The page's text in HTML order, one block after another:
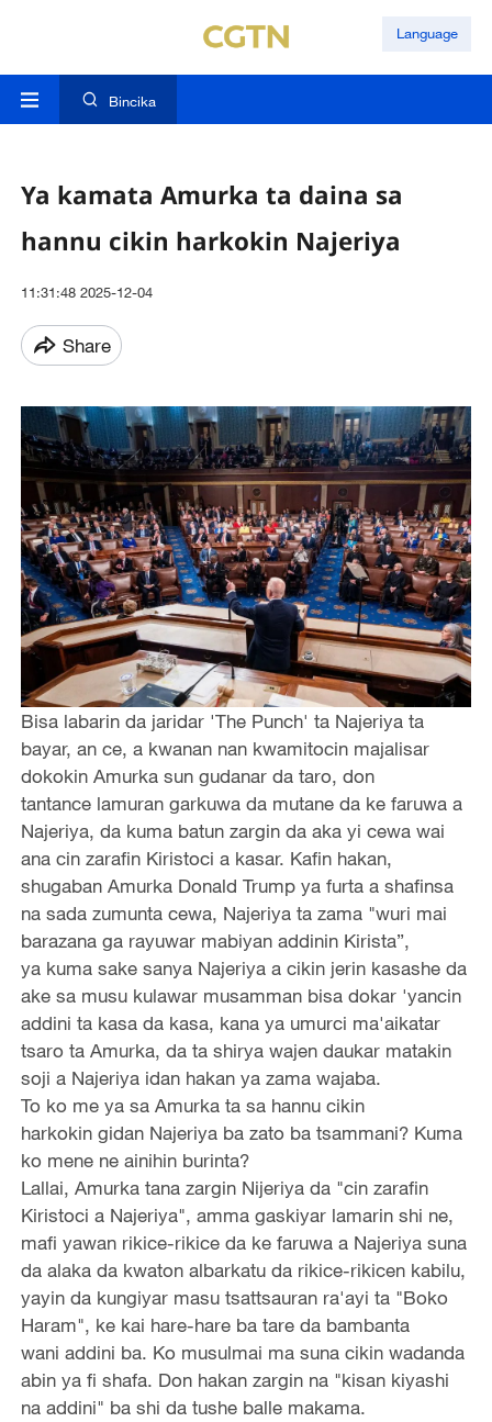
Language
Bincika
Ya kamata Amurka ta daina sa
hannu cikin harkokin Najeriya
11:31:48 2025-12-04
Share
Bisa labarin da jaridar 'The Punch' ta Najeriya ta
bayar, an ce, a kwanan nan kwamitocin majalisar
dokokin Amurka sun gudanar da taro, don
tantance lamuran garkuwa da mutane da ke faruwa a
Najeriya, da kuma batun zargin da aka yi cewa wai
ana cin zarafin Kiristoci a kasar. Kafin hakan,
shugaban Amurka Donald Trump ya furta a shafinsa
na sada zumunta cewa, Najeriya ta zama "wuri mai
barazana ga rayuwar mabiyan addinin Kirista”,
ya kuma sake sanya Najeriya a cikin jerin kasashe da
ake sa musu kulawar musamman bisa dokar 'yancin
addini ta kasa da kasa, kana ya umurci ma'aikatar
tsaro ta Amurka, da ta shirya wajen daukar matakin
soji a Najeriya idan hakan ya zama wajaba.
To ko me ya sa Amurka ta sa hannu cikin
harkokin gidan Najeriya ba zato ba tsammani? Kuma
ko mene ne ainihin burinta?
Lallai, Amurka tana zargin Nijeriya da "cin zarafin
Kiristoci a Najeriya", amma gaskiyar lamarin shi ne,
mafi yawan rikice-rikice da ke faruwa a Najeriya suna
da alaka da kwaton albarkatu da rikice-rikicen kabilu,
yayin da kungiyar masu tsattsauran ra'ayi ta "Boko
Haram", ke kai hare-hare ba tare da bambanta
wani addini ba. Ko musulmai ma suna cikin wadanda
abin ya fi shafa. Don hakan zargin na "kisan kiyashi
na addini" ba shi da tushe balle makama.